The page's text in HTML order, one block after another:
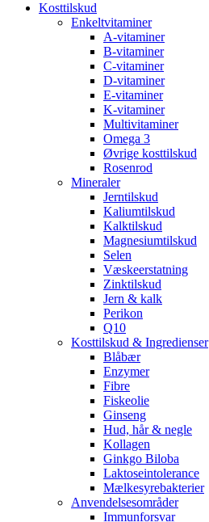
Kosttilskud
Enkeltvitaminer
A-vitaminer
B-vitaminer
C-vitaminer
D-vitaminer
E-vitaminer
K-vitaminer
Multivitaminer
Omega 3
Øvrige kosttilskud
Rosenrod
Mineraler
Jerntilskud
Kaliumtilskud
Kalktilskud
Magnesiumtilskud
Selen
Væskeerstatning
Zinktilskud
Jern & kalk
Perikon
Q10
Kosttilskud & Ingredienser
Blåbær
Enzymer
Fibre
Fiskeolie
Ginseng
Hud, hår & negle
Kollagen
Ginkgo Biloba
Laktoseintolerance
Mælkesyrebakterier
Anvendelsesområder
Immunforsvar